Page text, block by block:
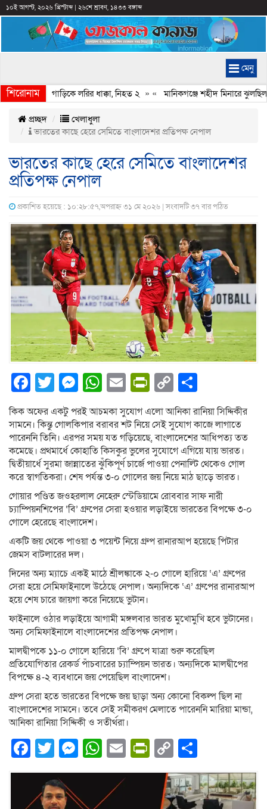
১০ই আগস্ট, ২০২৬ খ্রিস্টাব্দ| ২৬শে শ্রাবণ, ১৪৩৩ বঙ্গাব্দ
মেনু
শিরোনাম
থাকা চার গাড়িকে লরির ধাক্কা, নিহত ২» « মানিকগঞ্জে শহীদ মিনারে ঝুলছিল
প্রচ্ছদ
খেলাধুলা
ভারতের কাছে হেরে সেমিতে বাংলাদেশর প্রতিপক্ষ নেপাল
ভারতের কাছে হেরে সেমিতে বাংলাদেশর
প্রতিপক্ষ নেপাল
প্রকাশিত হয়েছে : ১০:২৮:৫৭,অপরাহ্ন ৩১ মে ২০২৬ | সংবাদটি ৩৭ বার পঠিত
Facebook
Twitter
Messenger
WhatsApp
EmailPrintFriendly
Copy
Link
কিক অফের একটু পরই আচমকা সুযোগ এলো আনিকা রানিয়া সিদ্দিকীর
সামনে। কিন্তু গোলকিপার বরাবর শট নিয়ে সেই সুযোগ কাজে লাগাতে
পারেননি তিনি। এরপর সময় যত গড়িয়েছে, বাংলাদেশের আধিপত্য তত
কমেছে। প্রথমার্ধে কোহাতি কিসকুর ভুলের সুযোগে এগিয়ে যায় ভারত।
দ্বিতীয়ার্ধে সুরমা জান্নাতের ঝুঁকিপূর্ণ চার্জে পাওয়া পেনাল্টি থেকেও গোল
করে স্বাগতিকরা। শেষ পর্যন্ত ৩-০ গোলের জয় নিয়ে মাঠ ছাড়ে ভারত।
গোয়ার পণ্ডিত জওহরলাল নেহেরু স্টেডিয়ামে রোববার সাফ নারী
চ্যাম্পিয়নশিপের ‘বি’ গ্রুপের সেরা হওয়ার লড়াইয়ে ভারতের বিপক্ষে ৩-০
গোলে হেরেছে বাংলাদেশ।
একটি জয় থেকে পাওয়া ৩ পয়েন্ট নিয়ে গ্রুপ রানারআপ হয়েছে পিটার
জেমস বাটলারের দল।
দিনের অন্য ম্যাচে একই মাঠে শ্রীলঙ্কাকে ২-০ গোলে হারিয়ে ‘এ’ গ্রুপের
সেরা হয়ে সেমিফাইনালে উঠেছে নেপাল। অন্যদিকে ‘এ’ গ্রুপের রানারআপ
হয়ে শেষ চারে জায়গা করে নিয়েছে ভুটান।
ফাইনালে ওঠার লড়াইয়ে আগামী মঙ্গলবার ভারত মুখোমুখি হবে ভুটানের।
অন্য সেমিফাইনালে বাংলাদেশের প্রতিপক্ষ নেপাল।
মালদ্বীপকে ১১-০ গোলে হারিয়ে ‘বি’ গ্রুপে যাত্রা শুরু করেছিল
প্রতিযোগিতার রেকর্ড পাঁচবারের চ্যাম্পিয়ন ভারত। অন্যদিকে মালদ্বীপের
বিপক্ষে ৪-২ ব্যবধানে জয় পেয়েছিল বাংলাদেশ।
গ্রুপ সেরা হতে ভারতের বিপক্ষে জয় ছাড়া অন্য কোনো বিকল্প ছিল না
বাংলাদেশের সামনে। তবে সেই সমীকরণ মেলাতে পারেননি মারিয়া মান্ডা,
আনিকা রানিয়া সিদ্দিকী ও সতীর্থরা।
Facebook
Twitter
Messenger
WhatsApp
EmailPrintFriendly
Copy
Link